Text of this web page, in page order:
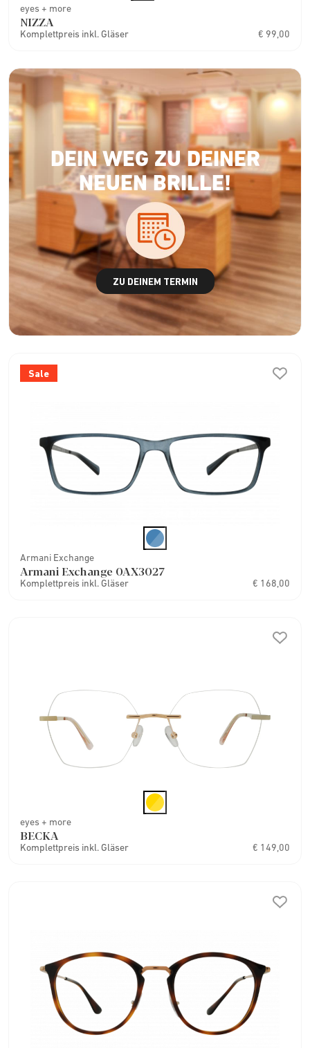
eyes + more
NIZZA
Komplettpreis inkl. Gläser € 99,00
DEIN WEG ZU DEINER
NEUEN BRILLE!
ZU DEINEM TERMIN
Sale
Armani Exchange
Armani Exchange 0AX3027
Komplettpreis inkl. Gläser € 168,00
eyes + more
BECKA
Komplettpreis inkl. Gläser € 149,00